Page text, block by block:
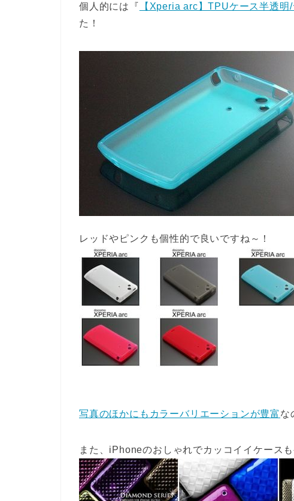
個人的には『
【Xperia arc】TPUケース半透明
た！
レッドやピンクも個性的で良いですね～！
写真のほかにもカラーバリエーションが豊富 な
また、iPhoneのおしゃれでカッコイイケースも